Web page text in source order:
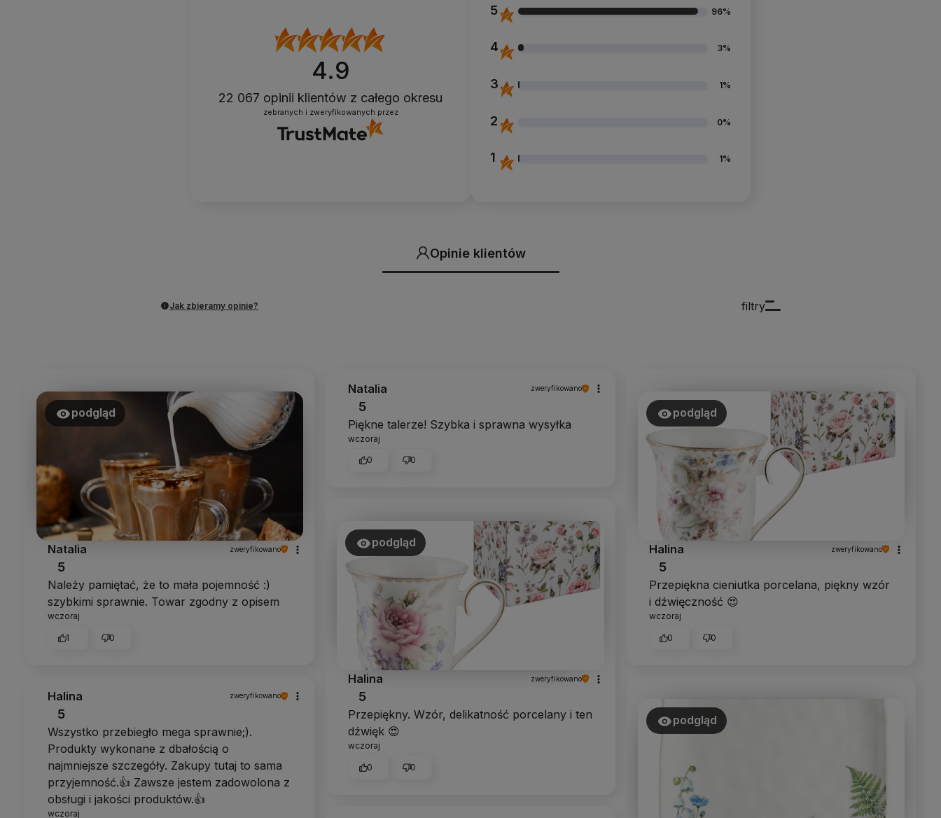
4.9
22 067 opinii klientów z całego okresu
zebranych i zweryfikowanych przez
5 96%
4 3%
3 1%
2 0%
1 1%
Opinie klientów
filtry
Jak zbieramy opinie?
podgląd
Natalia zweryfikowano
5
Należy pamiętać, że to mała pojemność :)
szybkimi sprawnie. Towar zgodny z opisem
wczoraj
1 0
Natalia zweryfikowano
5
Piękne talerze! Szybka i sprawna wysyłka
wczoraj
0 0
podgląd
Halina zweryfikowano
5
Przepiękna cieniutka porcelana, piękny wzór
i dźwięczność 😍
wczoraj
0 0
podgląd
Halina zweryfikowano
5
Przepiękny. Wzór, delikatność porcelany i ten
dźwięk 😍
wczoraj
0 0
Halina zweryfikowano
5
Wszystko przebiegło mega sprawnie;).
Produkty wykonane z dbałością o
najmniejsze szczegóły. Zakupy tutaj to sama
przyjemność.👍 Zawsze jestem zadowolona z
obsługi i jakości produktów.👍
wczoraj
podgląd